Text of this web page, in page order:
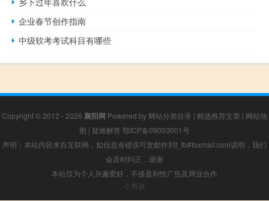
企业春节创作指南
中级软考考试科目有哪些
Copyright © 2012 - 2026 襄阳网 Powered by 网站分类目录 | 精选推荐文章 | 网站地
图 | 疑难解答 鄂ICP备09003001号
声明：本站内容来自互联网，如信息有错误可发邮件到f_fb#foxmail.com说明，我们
会及时纠正，谢谢
本站仅为个人兴趣爱好，不接盈利性广告及商业合作
小男孩